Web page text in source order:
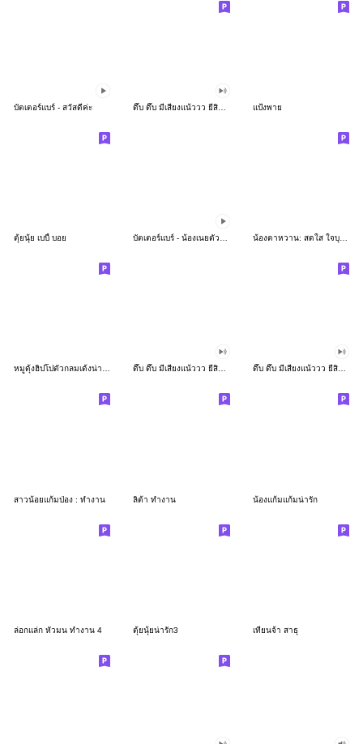
บัตเตอร์แบร์ - สวัสดีค่ะ แป้งพาย
ตุ้ยนุ้ย เบบี้ บอย น้องตาหวาน: สดใส ใจบุญ (สีพาสเทล)
หมูดุ้งฮิปโปตัวกลมเด้งน่ารัก ดึ๊บ ดึ๊บ มีเสียงแน้ววว ยี่สิบเจ็ด ดึ๊บ ดึ๊บ มีเสียงแน้ววว ยี่สิบหก
สาวน้อยแก้มป่อง : ทำงาน ลิต้า ทำงาน น้องแก้มแก้มน่ารัก
ล่อกแล่ก หัวมน ทำงาน 4 ตุ้ยนุ้ยน่ารัก3 เทียนจ้า สาธุ